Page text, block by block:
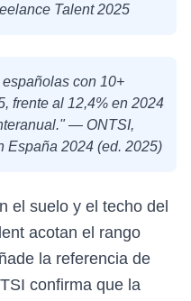
Talent 2025
con 10+
frente al 12,4% en 2024
— ONTSI,
España 2024 (ed. 2025)
el suelo y el techo del
acotan el rango
la referencia de
confirma que la